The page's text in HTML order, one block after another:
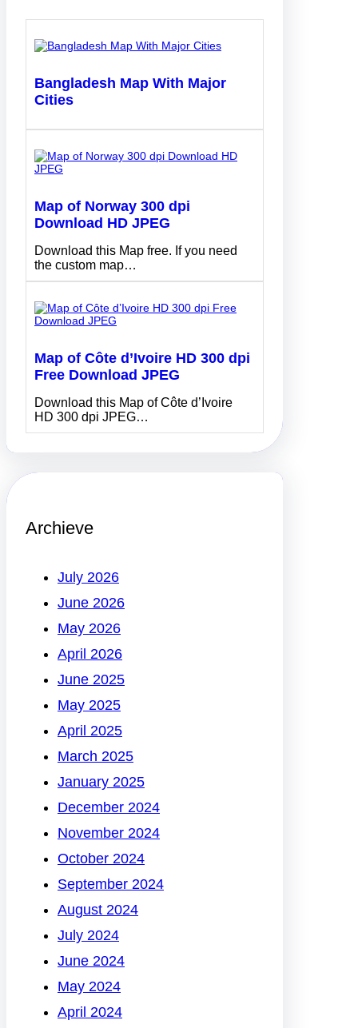
Bangladesh Map With Major
Cities
Map of Norway 300 dpi
Download HD JPEG
Download this Map free. If you need
the custom map…
Map of Côte d’Ivoire HD 300 dpi
Free Download JPEG
Download this Map of Côte d’Ivoire
HD 300 dpi JPEG…
Archieve
July 2026
June 2026
May 2026
April 2026
June 2025
May 2025
April 2025
March 2025
January 2025
December 2024
November 2024
October 2024
September 2024
August 2024
July 2024
June 2024
May 2024
April 2024